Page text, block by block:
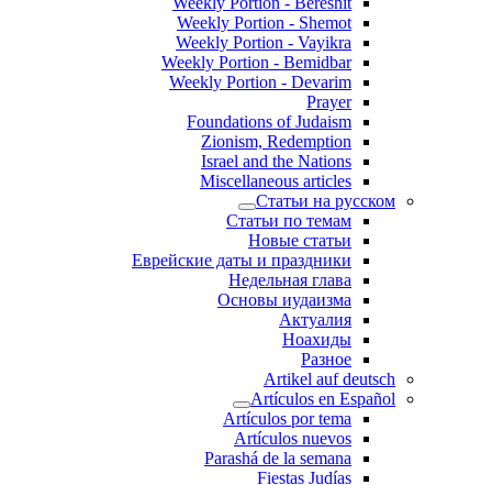
Weekly Portion - Shemot
Weekly Portion - Vayikra
Weekly Portion - Bemidbar
Weekly Portion - Devarim
Prayer
Foundations of Judaism
Zionism, Redemption
Israel and the Nations
Miscellaneous articles
Статьи на русском
Статьи по темам
Новые статьи
Еврейские даты и праздники
Недельная глава
Основы иудаизма
Актуалия
Ноахиды
Разное
Artikel auf deutsch
Artículos en Español
Artículos por tema
Artículos nuevos
Parashá de la semana
Fiestas Judías